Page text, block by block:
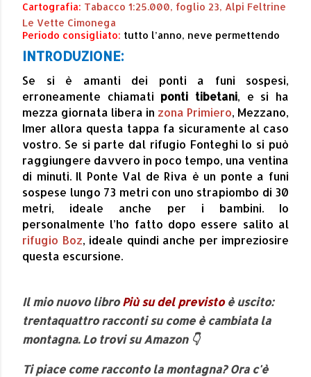
Cartografia: Tabacco 1:25.000, foglio 23, Alpi Feltrine
Le Vette Cimonega
Periodo consigliato: tutto l’anno, neve permettendo
INTRODUZIONE:
Se si è amanti dei ponti a funi sospesi,
erroneamente chiamati ponti tibetani, e si ha
mezza giornata libera in zona Primiero, Mezzano,
Imer allora questa tappa fa sicuramente al caso
vostro. Se si parte dal rifugio Fonteghi lo si può
raggiungere davvero in poco tempo, una ventina
di minuti. Il Ponte Val de Riva è un ponte a funi
sospese lungo 73 metri con uno strapiombo di 30
metri, ideale anche per i bambini. Io
personalmente l’ho fatto dopo essere salito al
rifugio Boz, ideale quindi anche per impreziosire
questa escursione.
Il mio nuovo libroPiù su del previstoè uscito:
trentaquattro racconti su come è cambiata la
montagna. Lo trovi su Amazon 👇
Ti piace come racconto la montagna? Ora c'è